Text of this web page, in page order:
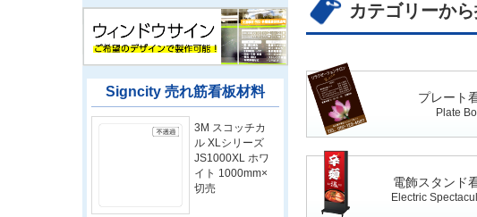
カテゴリーか
プレート
Plate
電飾スタンド
Electric
Signcity 売れ筋看板材料
3M スコッチカ
ル XLシリーズ
JS1000XL ホワ
イト 1000mm×
切売